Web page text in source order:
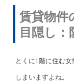
賃貸物件
目隠し
とくに1階に住む
しまいますよね。